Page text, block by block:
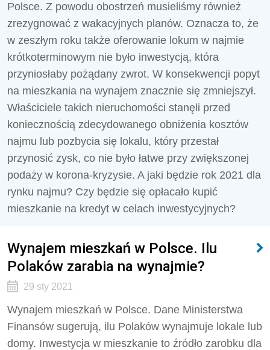
Polsce. Z powodu obostrzeń musieliśmy również
zrezygnować z wakacyjnych planów. Oznacza to, że
w zeszłym roku także oferowanie lokum w najmie
krótkoterminowym nie było inwestycją, która
przyniosłaby pożądany zwrot. W konsekwencji popyt
na mieszkania na wynajem znacznie się zmniejszył.
Właściciele takich nieruchomości stanęli przed
koniecznością zdecydowanego obniżenia kosztów
najmu lub pozbycia się lokalu, który przestał
przynosić zysk, co nie było łatwe przy zwiększonej
podaży w korona-kryzysie. A jaki będzie rok 2021 dla
rynku najmu? Czy będzie się opłacało kupić
mieszkanie na kredyt w celach inwestycyjnych?
Wynajem mieszkań w Polsce. Ilu
Polaków zarabia na wynajmie?
29 sty 2021
Wynajem mieszkań w Polsce. Dane Ministerstwa
Finansów sugerują, ilu Polaków wynajmuje lokale lub
domy. Inwestycja w mieszkanie to źródło zarobku dla